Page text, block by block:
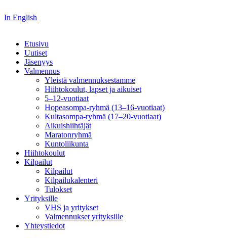
In English
Etusivu
Uutiset
Jäsenyys
Valmennus
Yleistä valmennuksestamme
Hiihtokoulut, lapset ja aikuiset
5–12-vuotiaat
Hopeasompa-ryhmä (13–16-vuotiaat)
Kultasompa-ryhmä (17–20-vuotiaat)
Aikuishiihtäjät
Maratonryhmä
Kuntoliikunta
Hiihtokoulut
Kilpailut
Kilpailut
Kilpailukalenteri
Tulokset
Yrityksille
VHS ja yritykset
Valmennukset yrityksille
Yhteystiedot